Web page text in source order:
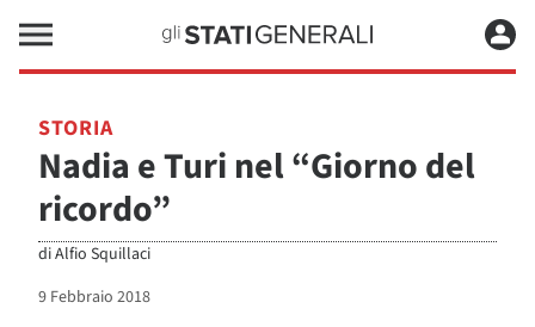
STORIA
Nadia e Turi nel “Giorno del
ricordo”
diAlfio Squillaci
9 Febbraio 2018